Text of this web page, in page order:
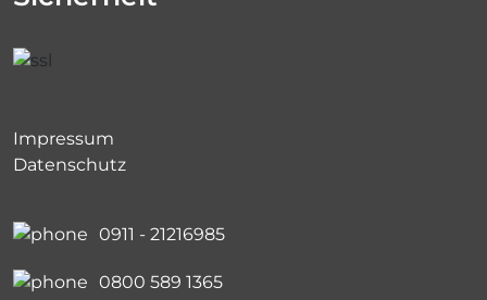
Impressum
Datenschutz
0911 - 21216985
0800 589 1365